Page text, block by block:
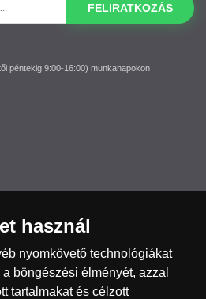
FELIRATKOZÁS
péntekig 9:00-16:00) munkanapokon
Slovensko
Österreich België
használ
nyomkövető technológiákat
böngészési élményét, azzal
tartalmakat és célzott